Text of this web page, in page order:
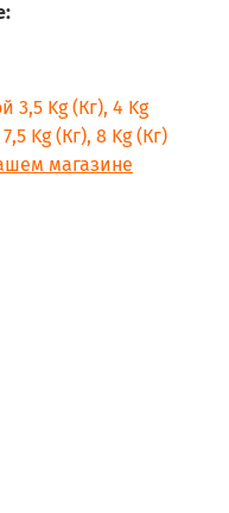
3,5 Kg (Кг), 4 Kg
Kg (Кг), 8 Kg (Кг)
магазине